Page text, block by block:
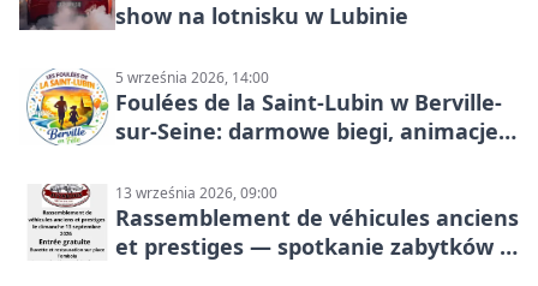
show na lotnisku w Lubinie
5 września 2026, 14:00
Foulées de la Saint-Lubin w Berville-
sur-Seine: darmowe biegi, animacje i
13 września 2026, 09:00
Rassemblement de véhicules anciens
et prestiges — spotkanie zabytków i